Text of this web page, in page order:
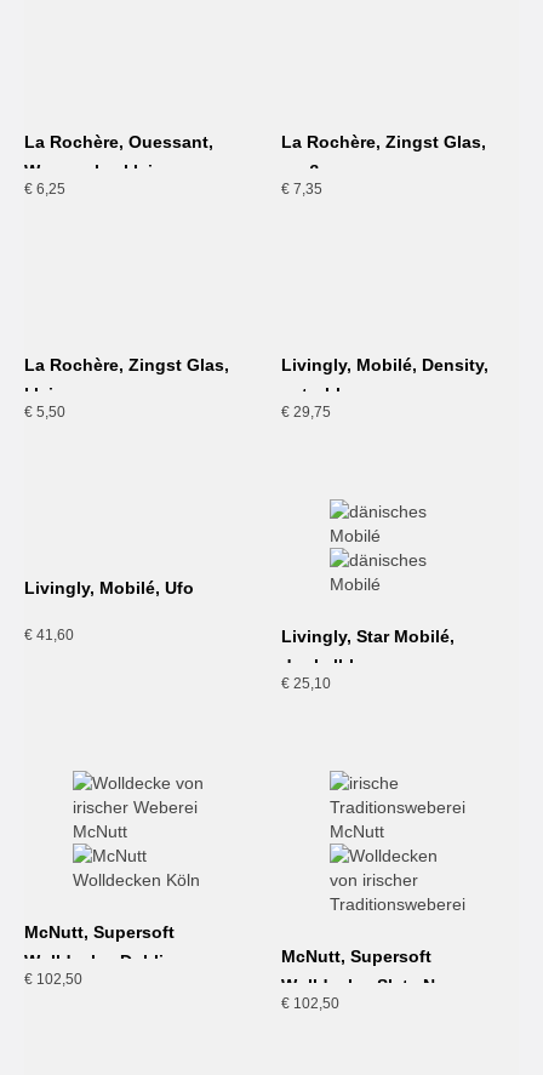
La Rochère, Ouessant,
Wasserglas klein
€ 6,25
La Rochère, Zingst Glas,
groß
€ 7,35
La Rochère, Zingst Glas,
klein
€ 5,50
Livingly, Mobilé, Density,
petrol-braun
€ 29,75
Livingly, Mobilé, Ufo
€ 41,60
Livingly, Star Mobilé,
dunkelblau
€ 25,10
McNutt, Supersoft
Wolldecke, Dublin
€ 102,50
McNutt, Supersoft
Wolldecke, Slate Navy
€ 102,50